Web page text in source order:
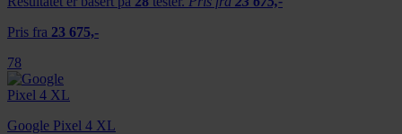
Pris fra 23 675,-
78
Google Pixel 4 XL